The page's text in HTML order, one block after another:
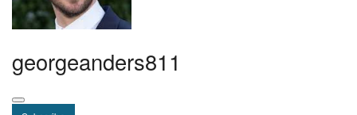
georgeanders811